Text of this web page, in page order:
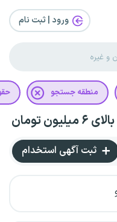
ورود | ثبت‌ نام
منطقه جستجو
تومان
ثبت آگهی استخدام